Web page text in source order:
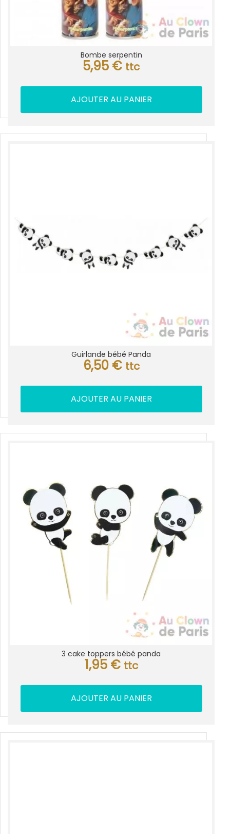
Bombe serpentin
5,95 € ttc
AJOUTER AU PANIER
Guirlande bébé Panda
6,50 € ttc
AJOUTER AU PANIER
3 cake toppers bébé panda
1,95 € ttc
AJOUTER AU PANIER